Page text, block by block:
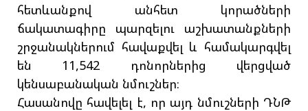
հետևանքով անհետ կորածների
ճակատագիրը պարզելու աշխատանքների
շրջանակներում հավաքվել և համակարգվել
են 11,542 դոնորներից վերցված
կենսաբանական նմուշներ։
Հասանովը հավելել է, որ այդ նմուշների ԴՆԹ